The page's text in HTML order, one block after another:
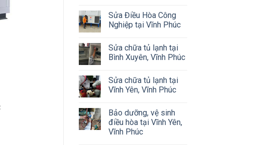
Sửa Điều Hòa Công
Nghiệp tại Vĩnh Phúc
Sửa chữa tủ lạnh tại
Bình Xuyên, Vĩnh Phúc
Sửa chữa tủ lạnh tại
Vĩnh Yên, Vĩnh Phúc
Bảo dưỡng, vệ sinh
điều hòa tại Vĩnh Yên,
Vĩnh Phúc